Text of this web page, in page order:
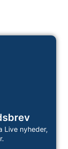
Live nyheder,